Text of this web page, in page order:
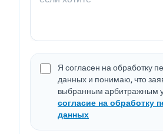
Я согласен на обработку
данных и понимаю, что
выбранным арбитражным
согласие на обработку
данных